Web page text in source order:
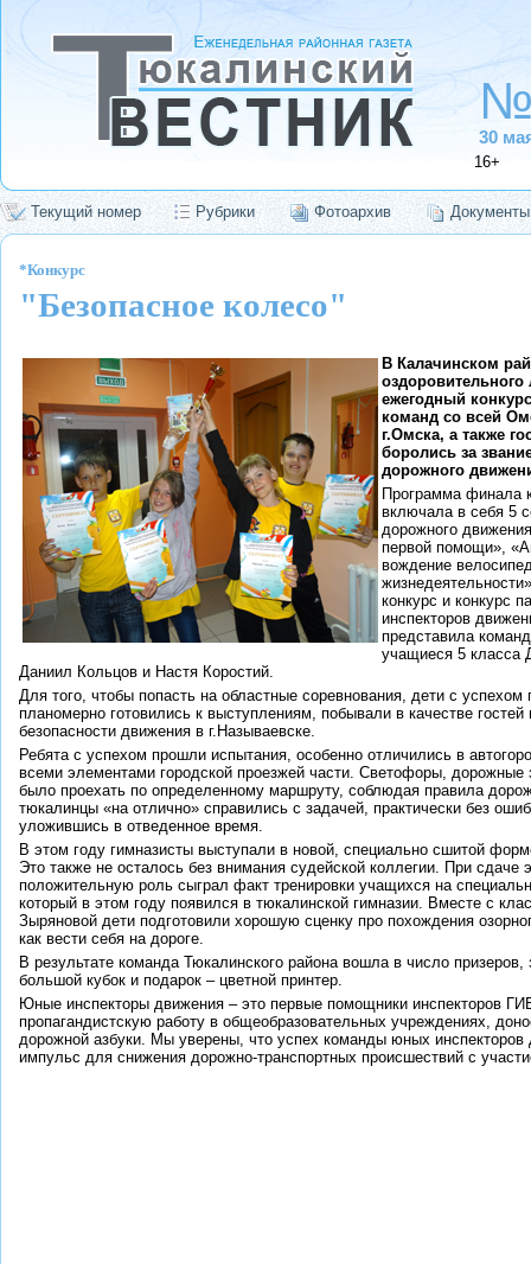
30
16+
Текущий номер Рубрики Фотоархив Документы
*Конкурс
"Безопасное колесо"
В Калачинском
ежегодный
команд со всей
г.Омска, а также
боролись за
дорожного
Программа финала
включала в себя 5
дорожного
первой помощи»,
вождение
конкурс и конкурс
инспекторов
представила
учащиеся 5 класса
Даниил Кольцов и Настя Коростий.
Для того, чтобы попасть на областные соревнования, дети с
планомерно готовились к выступлениям, побывали в качестве гостей
безопасности движения в г.Называевске.
Ребята с успехом прошли испытания, особенно отличились в
всеми элементами городской проезжей части. Светофоры, дорожные
было проехать по определенному маршруту, соблюдая правила
тюкалинцы «на отлично» справились с задачей, практически без
уложившись в отведенное время.
В этом году гимназисты выступали в новой, специально сшитой
Это также не осталось без внимания судейской коллегии. При сдаче
положительную роль сыграл факт тренировки учащихся на
который в этом году появился в тюкалинской гимназии. Вместе с
Зыряновой дети подготовили хорошую сценку про похождения
как вести себя на дороге.
В результате команда Тюкалинского района вошла в число
большой кубок и подарок – цветной принтер.
Юные инспекторы движения – это первые помощники инспекторов
пропагандистскую работу в общеобразовательных учреждениях,
дорожной азбуки. Мы уверены, что успех команды юных инспекторов
импульс для снижения дорожно-транспортных происшествий с